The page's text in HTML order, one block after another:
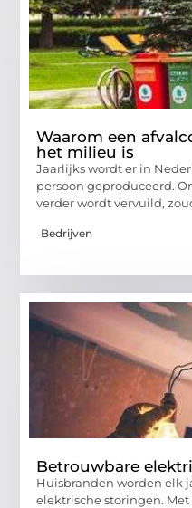
Waarom een
het milieu is
Jaarlijks wordt er in
persoon geproduceerd.
verder wordt vervuild,
Bedrijven
Betrouwbare
Huisbranden worden elk
elektrische storingen.